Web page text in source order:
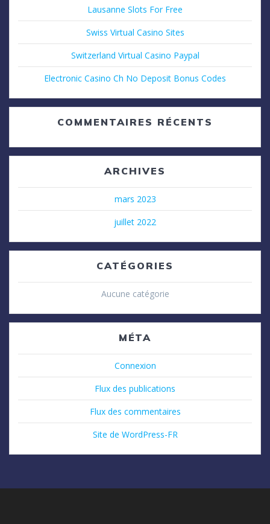
Lausanne Slots For Free
Swiss Virtual Casino Sites
Switzerland Virtual Casino Paypal
Electronic Casino Ch No Deposit Bonus Codes
COMMENTAIRES RÉCENTS
ARCHIVES
mars 2023
juillet 2022
CATÉGORIES
Aucune catégorie
MÉTA
Connexion
Flux des publications
Flux des commentaires
Site de WordPress-FR